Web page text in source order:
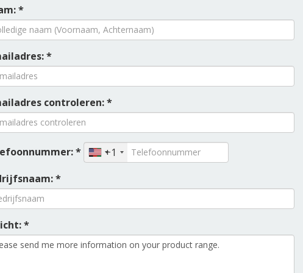
*
*
controleren: *
*
+1
*
*